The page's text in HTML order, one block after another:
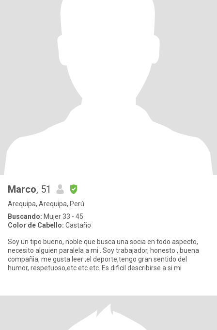
Marco, 51
Arequipa, Arequipa, Perú
Buscando: Mujer 33 - 45
Color de Cabello: Castaño
Soy un tipo bueno, noble que busca una socia en todo aspecto,
necesito alguien paralela a mi . Soy trabajador, honesto , buena
compañia, me gusta leer ,el deporte,tengo gran sentido del
humor, respetuoso,etc etc etc. Es dificil describirse a si mi